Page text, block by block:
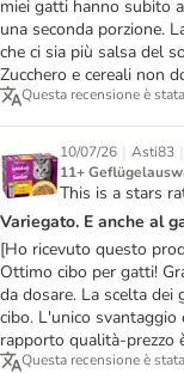
miei gatti hanno subito
una seconda porzione.
che ci sia più salsa del
Zucchero e cereali non
Questa recensione è
10/07/26 | Asti83 |
11+
This is a stars
Variegato. E anche al
[Ho ricevuto questo
Ottimo cibo per gatti!
da dosare. La scelta
cibo. L'unico
rapporto qualità-prezzo
Questa recensione è